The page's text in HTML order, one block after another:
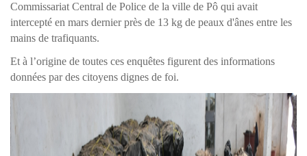
Commissariat Central de Police de la ville de Pô qui avait
intercepté en mars dernier près de 13 kg de peaux d'ânes entre les
mains de trafiquants.
Et à l’origine de toutes ces enquêtes figurent des informations
données par des citoyens dignes de foi.